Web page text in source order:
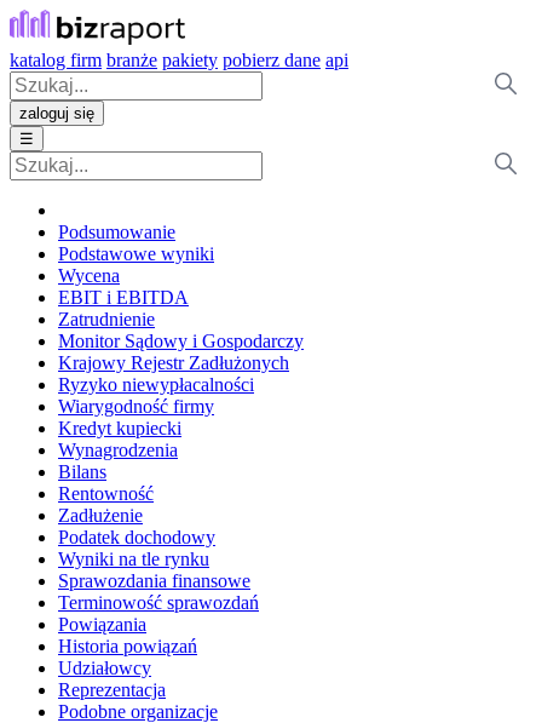
katalog firm branże pakiety pobierz dane api
zaloguj się
☰
Podsumowanie
Podstawowe wyniki
Wycena
EBIT i EBITDA
Zatrudnienie
Monitor Sądowy i Gospodarczy
Krajowy Rejestr Zadłużonych
Ryzyko niewypłacalności
Wiarygodność firmy
Kredyt kupiecki
Wynagrodzenia
Bilans
Rentowność
Zadłużenie
Podatek dochodowy
Wyniki na tle rynku
Sprawozdania finansowe
Terminowość sprawozdań
Powiązania
Historia powiązań
Udziałowcy
Reprezentacja
Podobne organizacje